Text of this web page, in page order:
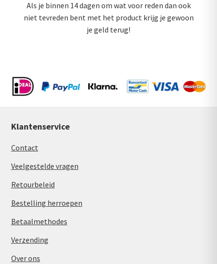
Als je binnen 14 dagen om wat voor reden dan ook
niet tevreden bent met het product krijg je gewoon
je geld terug!
Klantenservice
Contact
Veelgestelde vragen
Retourbeleid
Bestelling herroepen
Betaalmethodes
Verzending
Over ons